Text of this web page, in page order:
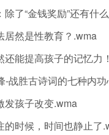
了“金钱奖励”还有什
居然是性教育？.wma
还能提高孩子的记忆力
-战胜古诗词的七种内
发孩子改变.wma
的时候，时间也静止了